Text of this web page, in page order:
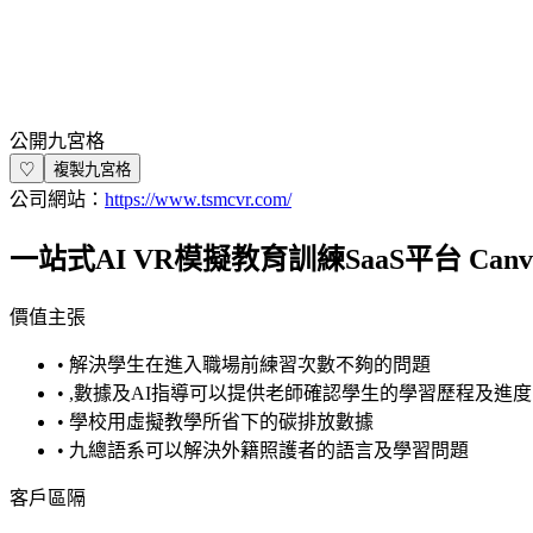
公開九宮格
♡ 複製九宮格
公司網站： https://www.tsmcvr.com/
一站式AI VR模擬教育訓練SaaS平台
價值主張
• 解決學生在進入職場前練習次數不夠的問題
• ,數據及AI指導可以提供老師確認學生的學習歷程及進
• 學校用虛擬教學所省下的碳排放數據
• 九總語系可以解決外籍照護者的語言及學習問題
客戶區隔